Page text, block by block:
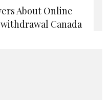
About Online
Canada